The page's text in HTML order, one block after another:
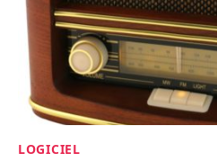
LOGICIEL